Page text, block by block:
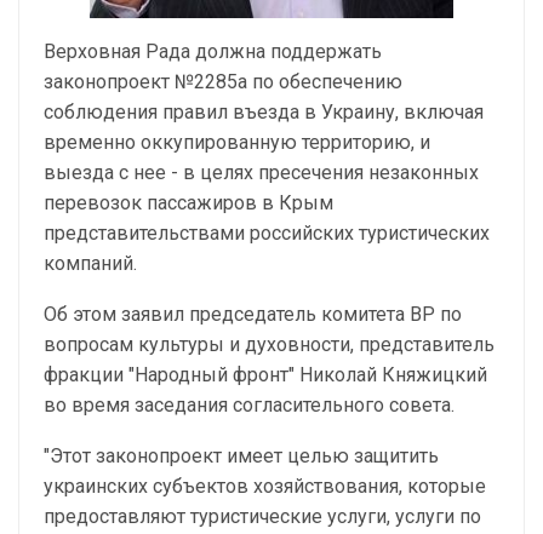
Верховная Рада должна поддержать
законопроект №2285а по обеспечению
соблюдения правил въезда в Украину, включая
временно оккупированную территорию, и
выезда с нее - в целях пресечения незаконных
перевозок пассажиров в Крым
представительствами российских туристических
компаний.
Об этом заявил председатель комитета ВР по
вопросам культуры и духовности, представитель
фракции "Народный фронт" Николай Княжицкий
во время заседания согласительного совета.
"Этот законопроект имеет целью защитить
украинских субъектов хозяйствования, которые
предоставляют туристические услуги, услуги по